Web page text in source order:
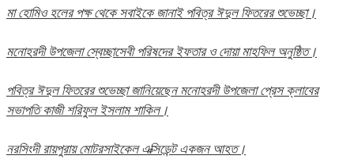
মা হোমিও হলের পক্ষ থেকে সবাইকে জানাই পবিত্র ঈদুল ফিতরের শুভেচ্ছা।
মনোহরদী উপজেলা স্বেচ্ছাসেবী পরিষদের ইফতার ও দোয়া মাহফিল অনুষ্ঠিত।
পবিত্র ঈদুল ফিতরের শুভেচ্ছা জানিয়েছেন মনোহরদী উপজেলা প্রেস ক্লাবের
সভাপতি কাজী শরিফুল ইসলাম শাকিল।
নরসিংদী রায়পুরায় মোটরসাইকেল এক্সিডেন্ট একজন আহত।